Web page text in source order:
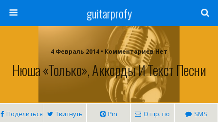
guitarprofy
4 Февраль 2014 • Комментариев Нет
Нюша «Только», Аккорды И Текст Песни
Поделиться Твитнуть Pin
Отпр. по
SMS